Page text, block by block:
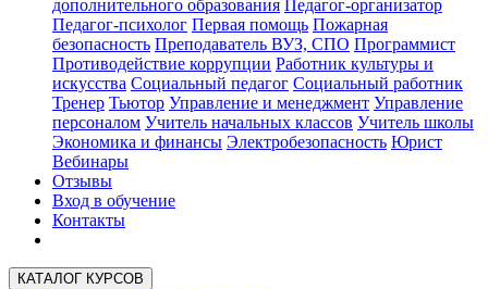
дополнительного образования Педагог-организатор
Педагог-психолог Первая помощь Пожарная
безопасность Преподаватель ВУЗ, СПО Программист
Противодействие коррупции Работник культуры и
искусства Социальный педагог Социальный работник
Тренер Тьютор Управление и менеджмент Управление
персоналом Учитель начальных классов Учитель школы
Экономика и финансы Электробезопасность Юрист
Вебинары
Отзывы
Вход в обучение
Контакты
КАТАЛОГ КУРСОВ